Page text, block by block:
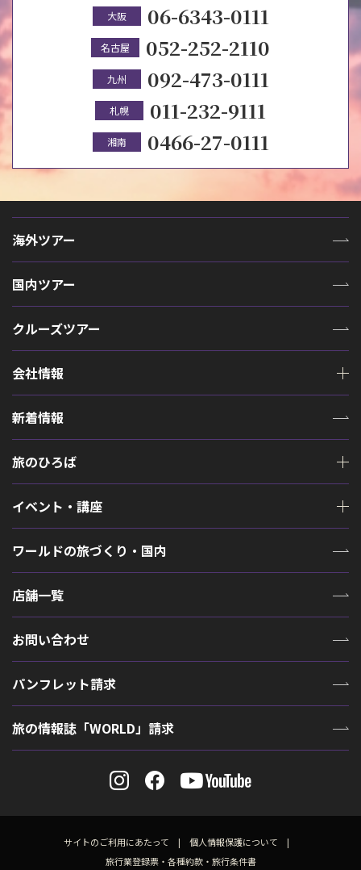
大阪 06-6343-0111
名古屋 052-252-2110
九州 092-473-0111
札幌 011-232-9111
湘南 0466-27-0111
海外ツアー
国内ツアー
クルーズツアー
会社情報
新着情報
旅のひろば
イベント・講座
ワールドの旅づくり・国内
店舗一覧
お問い合わせ
パンフレット請求
旅の情報誌「WORLD」請求
サイトのご利用にあたって
個人情報保護について
旅行業登録票・各種約款・旅行条件書